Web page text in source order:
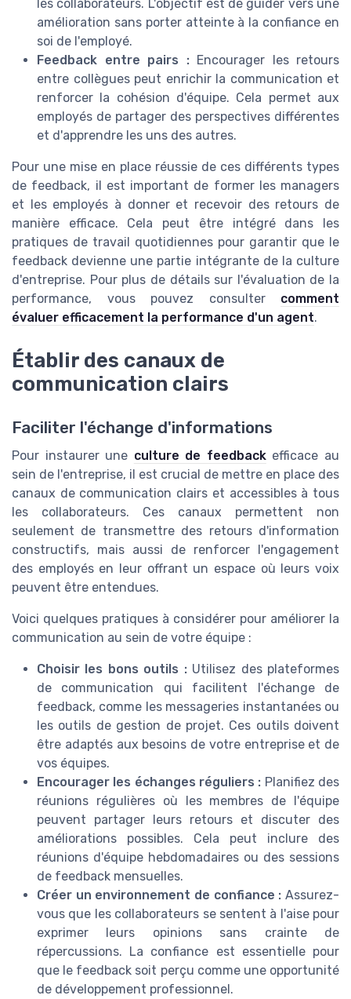
les collaborateurs. L'objectif est de guider vers une
amélioration sans porter atteinte à la confiance en
soi de l'employé.
Feedback entre pairs :Encourager les retours
entre collègues peut enrichir la communication et
renforcer la cohésion d'équipe. Cela permet aux
employés de partager des perspectives différentes
et d'apprendre les uns des autres.
Pour une mise en place réussie de ces différents types
de feedback, il est important de former les managers
et les employés à donner et recevoir des retours de
manière efficace. Cela peut être intégré dans les
pratiques de travail quotidiennes pour garantir que le
feedback devienne une partie intégrante de la culture
d'entreprise. Pour plus de détails sur l'évaluation de la
performance, vous pouvez consulter comment
évaluer efficacement la performance d'un agent.
Établir des canaux de
communication clairs
Faciliter l'échange d'informations
Pour instaurer une culture de feedbackefficace au
sein de l'entreprise, il est crucial de mettre en place des
canaux de communication clairs et accessibles à tous
les collaborateurs. Ces canaux permettent non
seulement de transmettre des retours d'information
constructifs, mais aussi de renforcer l'engagement
des employés en leur offrant un espace où leurs voix
peuvent être entendues.
Voici quelques pratiques à considérer pour améliorer la
communication au sein de votre équipe :
Choisir les bons outils :Utilisez des plateformes
de communication qui facilitent l'échange de
feedback, comme les messageries instantanées ou
les outils de gestion de projet. Ces outils doivent
être adaptés aux besoins de votre entreprise et de
vos équipes.
Encourager les échanges réguliers : Planifiez des
réunions régulières où les membres de l'équipe
peuvent partager leurs retours et discuter des
améliorations possibles. Cela peut inclure des
réunions d'équipe hebdomadaires ou des sessions
de feedback mensuelles.
Créer un environnement de confiance : Assurez-
vous que les collaborateurs se sentent à l'aise pour
exprimer leurs opinions sans crainte de
répercussions. La confiance est essentielle pour
que le feedback soit perçu comme une opportunité
de développement professionnel.